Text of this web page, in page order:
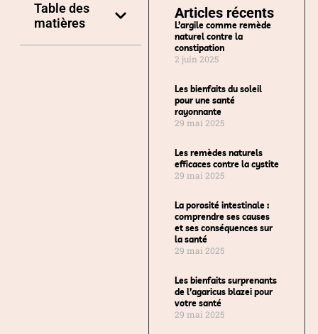
Table des
matières
Articles récents
L’argile comme remède
naturel contre la
constipation
2 juin 2025
Les bienfaits du soleil
pour une santé
rayonnante
29 mai 2025
Les remèdes naturels
efficaces contre la cystite
29 mai 2025
La porosité intestinale :
comprendre ses causes
et ses conséquences sur
la santé
29 mai 2025
Les bienfaits surprenants
de l’agaricus blazei pour
votre santé
29 mai 2025